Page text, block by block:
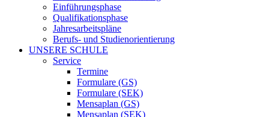
Einführungsphase
Qualifikationsphase
Jahresarbeitspläne
Berufs- und Studienorientierung
UNSERE SCHULE
Service
Termine
Formulare (GS)
Formulare (SEK)
Mensaplan (GS)
Mensaplan (SEK)